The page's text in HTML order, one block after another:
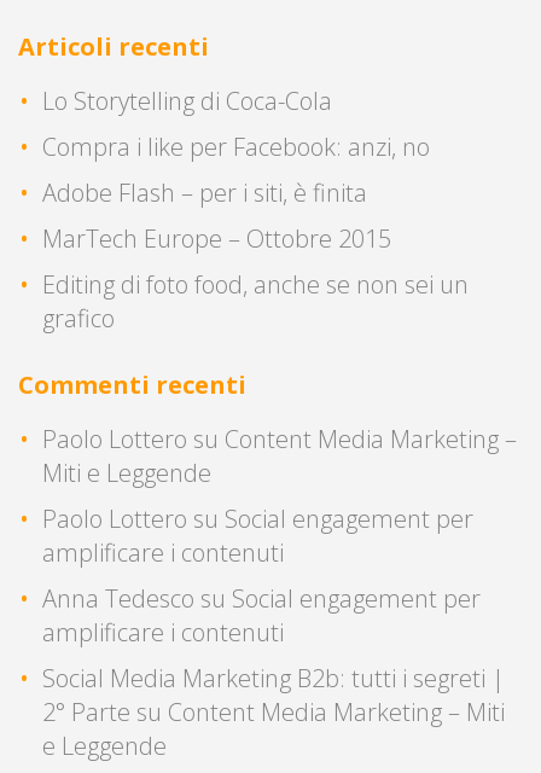
Articoli recenti
Lo Storytelling di Coca-Cola
Compra i like per Facebook: anzi, no
Adobe Flash – per i siti, è finita
MarTech Europe – Ottobre 2015
Editing di foto food, anche se non sei un
grafico
Commenti recenti
Paolo Lottero su Content Media Marketing –
Miti e Leggende
Paolo Lottero su Social engagement per
amplificare i contenuti
Anna Tedesco su Social engagement per
amplificare i contenuti
Social Media Marketing B2b: tutti i segreti |
2° Parte su Content Media Marketing – Miti
e Leggende